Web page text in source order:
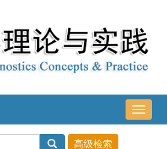
导
航